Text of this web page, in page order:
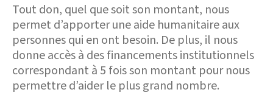
Tout don, quel que soit son montant, nous
permet d’apporter une aide humanitaire aux
personnes qui en ont besoin. De plus, il nous
donne accès à des financements institutionnels
correspondant à 5 fois son montant pour nous
permettre d’aider le plus grand nombre.